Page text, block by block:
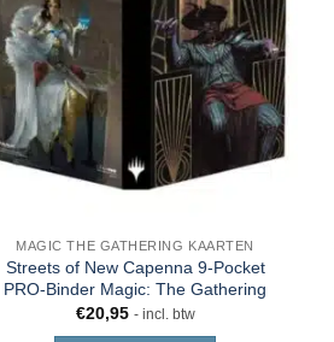
MAGIC THE GATHERING KAARTEN
Streets of New Capenna 9-Pocket
PRO-Binder Magic: The Gathering
€20,95 - incl. btw